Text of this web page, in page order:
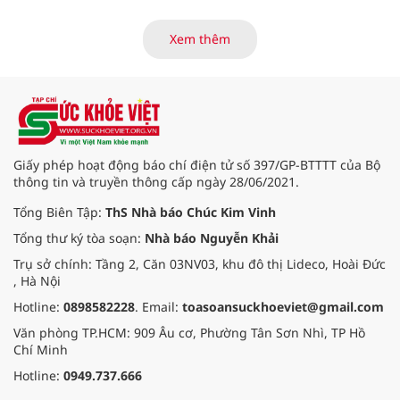
là những nội dung trọng tâm được
báo cáo tại Hội thảo khoa học cập
Xem thêm
Giấy phép hoạt động báo chí điện tử số 397/GP-BTTTT của Bộ
thông tin và truyền thông cấp ngày 28/06/2021.
Tổng Biên Tập: ThS Nhà báo Chúc Kim Vinh
Tổng thư ký tòa soạn: Nhà báo Nguyễn Khải
Trụ sở chính: Tầng 2, Căn 03NV03, khu đô thị Lideco, Hoài Đức
, Hà Nội
Hotline: 0898582228. Email: toasoansuckhoeviet@gmail.com
Văn phòng TP.HCM: 909 Âu cơ, Phường Tân Sơn Nhì, TP Hồ
Chí Minh
Hotline: 0949.737.666